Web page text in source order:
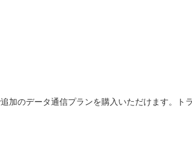
加のデータ通信プランを購入いただけます。